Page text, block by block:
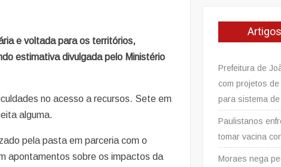
e voltada para os territórios,
estimativa divulgada pelo Ministério
no acesso a recursos. Sete em
alguma.
pela pasta em parceria com o
apontamentos sobre os impactos da
Prefeitura de
com projetos
para sistema
Paulistanos
tomar vacina
Moraes nega